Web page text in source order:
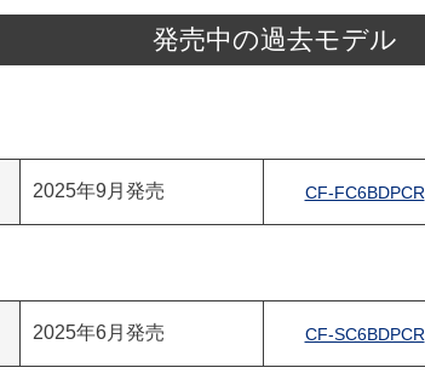
発売中の過去モデル
2025年9月発売 CF-FC6BDPCR
2025年6月発売 CF-SC6BDPCR